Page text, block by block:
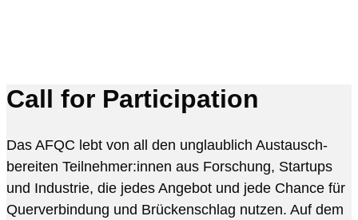
Call for Participation
Das AFQC lebt von all den unglaublich Austausch-
bereiten Teilnehmer:innen aus Forschung, Startups
und Industrie, die jedes Angebot und jede Chance für
Querverbindung und Brückenschlag nutzen. Auf dem